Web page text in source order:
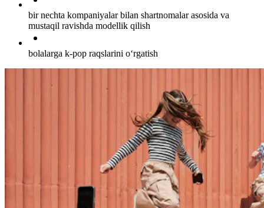
bir nechta kompaniyalar bilan shartnomalar asosida va
mustaqil ravishda modellik qilish
bolalarga k-pop raqslarini o‘rgatish